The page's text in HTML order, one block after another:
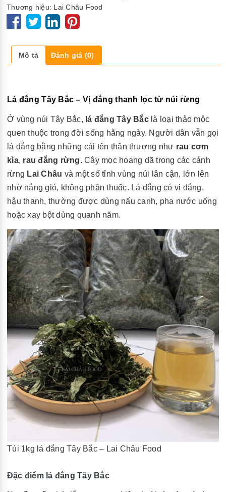
Thương hiệu: Lai Châu Food
Mô tả Đánh giá (0)
Lá đắng Tây Bắc – Vị đắng thanh lọc từ núi rừng
Ở vùng núi Tây Bắc, lá đắng Tây Bắclà loại thảo mộc
quen thuộc trong đời sống hằng ngày. Người dân vẫn gọi
lá đắng bằng những cái tên thân thương như rau cơm
kìa, rau đắng rừng. Cây mọc hoang dã trong các cánh
rừng Lai Châu và một số tỉnh vùng núi lân cận, lớn lên
nhờ nắng gió, không phân thuốc. Lá đắng có vị đắng,
hậu thanh, thường được dùng nấu canh, pha nước uống
hoặc xay bột dùng quanh năm.
Túi 1kg lá đắng Tây Bắc – Lai Châu Food
Đặc điểm lá đắng Tây Bắc